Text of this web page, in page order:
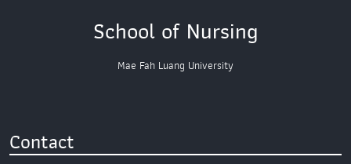
School of Nursing
Mae Fah Luang University
Contact